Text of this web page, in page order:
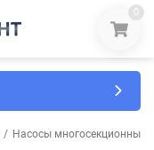
0
/ Насосы многосекционные